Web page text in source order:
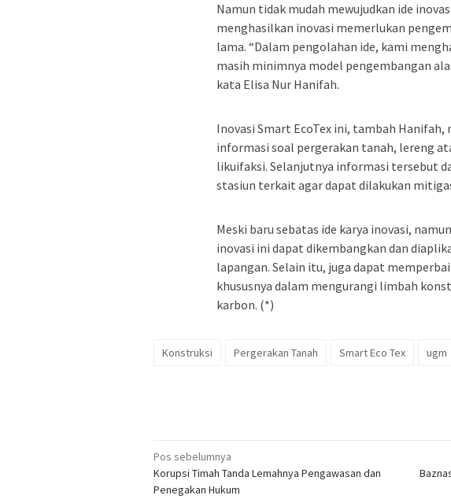
Namun tidak mudah mewujudkan ide
menghasilkan inovasi memerlukan
lama. “Dalam pengolahan ide, kami
masih minimnya model pengembangan
kata Elisa Nur Hanifah.
Inovasi Smart EcoTex ini, tambah Hanifah,
informasi soal pergerakan tanah, lereng
likuifaksi. Selanjutnya informasi tersebut
stasiun terkait agar dapat dilakukan
Meski baru sebatas ide karya inovasi,
inovasi ini dapat dikembangkan dan
lapangan. Selain itu, juga dapat
khususnya dalam mengurangi limbah
karbon. (*)
Konstruksi Pergerakan Tanah Smart Eco Tex ugm
Navigasi
pos
Pos sebelumnya
Korupsi Timah Tanda Lemahnya Pengawasan dan
Penegakan Hukum